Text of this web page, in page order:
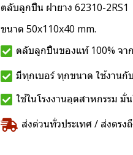
ตลับลูกปืน ฝายาง 62310-2RS1
ขนาด 50x110x40 mm.
ตลับลูกปืนของแท้ 100% จา
มีทุกเบอร์ ทุกขนาด ใช้งานกั
ใช้ในโรงงานอุตสาหกรรม มั่
ส่งด่วนทั่วประเทศ / ส่งตรงถึ